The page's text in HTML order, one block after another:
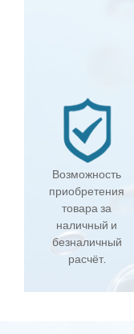
Возможность
приобретения
товара за
наличный и
безналичный
расчёт.